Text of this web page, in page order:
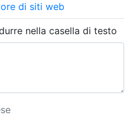
di siti web
nella casella di testo